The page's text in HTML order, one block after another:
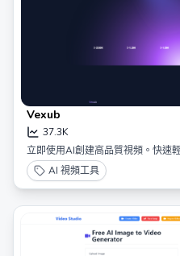
Vexub
37.3K
立即使用AI創建高品質視頻。快速
AI 視頻工具